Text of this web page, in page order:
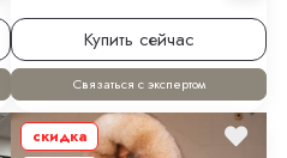
Купить сейчас
Связаться с экспертом
скидка